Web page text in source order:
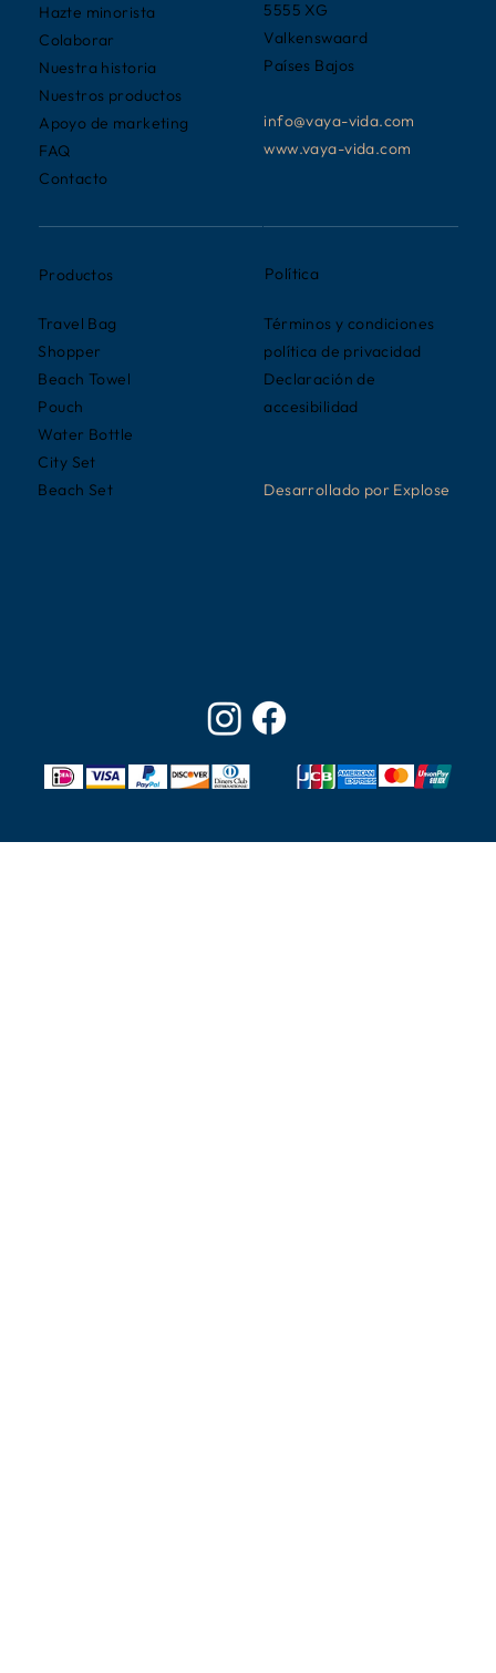
5555 XG
Valkenswaard
Países Bajos
info@vaya-vida.com
www.vaya-vida.com
Hazte minorista
Colaborar
Nuestra historia
Nuestros productos
Apoyo de marketing
FAQ
Contacto
Productos
Travel Bag
Shopper
Beach Towel
Pouch
Water Bottle
City Set
Beach Set
Política
Términos y condiciones
política de privacidad
Declaración de
accesibilidad
Desarrollado por Explose